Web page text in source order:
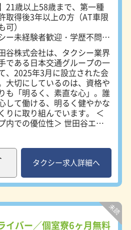
21歳以上58歳まで、第一種
取得後3年以上の方（AT車限
可）
ー未経験者歓迎・学歴不問！
クドライバー大歓迎！
員初任者研修資格者大歓迎！
谷株式会社は、タクシー業界
である日本交通グループの一
、2025年3月に設立された会
大切にしているのは、資格や
も「明るく、素直な心」。誰
して働ける、明るく健やかな
に取り組んでいます。 ＜
内での優位性＞ 世田谷エリ
傾向にあります。その結果、
効率よく乗車機会を得やす
した収入につながっていま
、平均売上は日本交通グルー
上位の実績を維持していま
営業の中心は配車アプリ
タクシー求人詳細へ
イバー／個室寮6ヶ月無料